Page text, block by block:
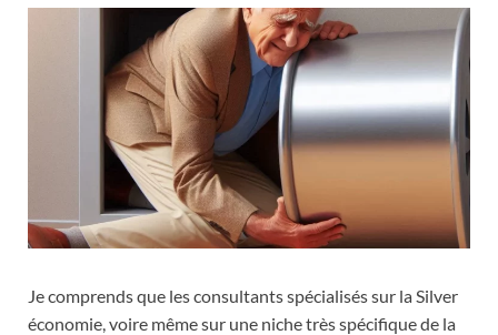
Je comprends que les consultants spécialisés sur la Silver
économie, voire même sur une niche très spécifique de la